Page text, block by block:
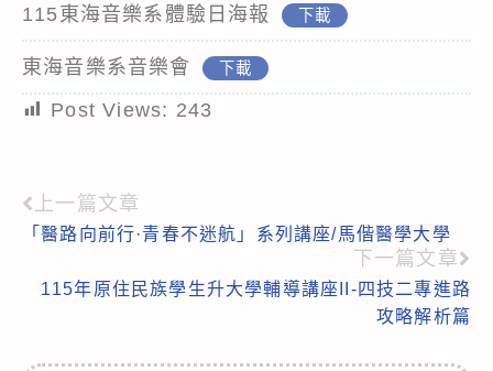
115東海音樂系體驗日海報 下載
東海音樂系音樂會 下載
Post Views: 243
Read
more
articles
上一篇文章
「醫路向前行·青春不迷航」系列講座/馬偕醫學大學
下一篇文章
115年原住民族學生升大學輔導講座II-四技二專進路
攻略解析篇